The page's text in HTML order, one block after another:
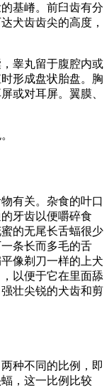
基嵴。前臼齿有分
犬齿齿尖的高度，
睾丸留于腹腔内或
形成盘状胎盘。胸
或对耳屏。翼膜、
有关。杂食的叶口
牙齿以便嚼碎食
的无尾长舌蝠很少
条长而多毛的舌
像剃刀一样的上犬
以便于它在里面舔
壮尖锐的犬齿和剪
种不同的比例，即
，这一比例比较